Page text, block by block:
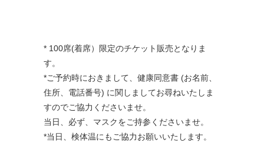
* 100席(着席）限定のチケット販売となりま
す。
*ご予約時におきまして、健康同意書 (お名前、
住所、電話番号) に関しましてお尋ねいたしま
すのでご協力くださいませ。
当日、必ず、マスクをご持参くださいませ。
*当日、検体温にもご協力お願いいたします。